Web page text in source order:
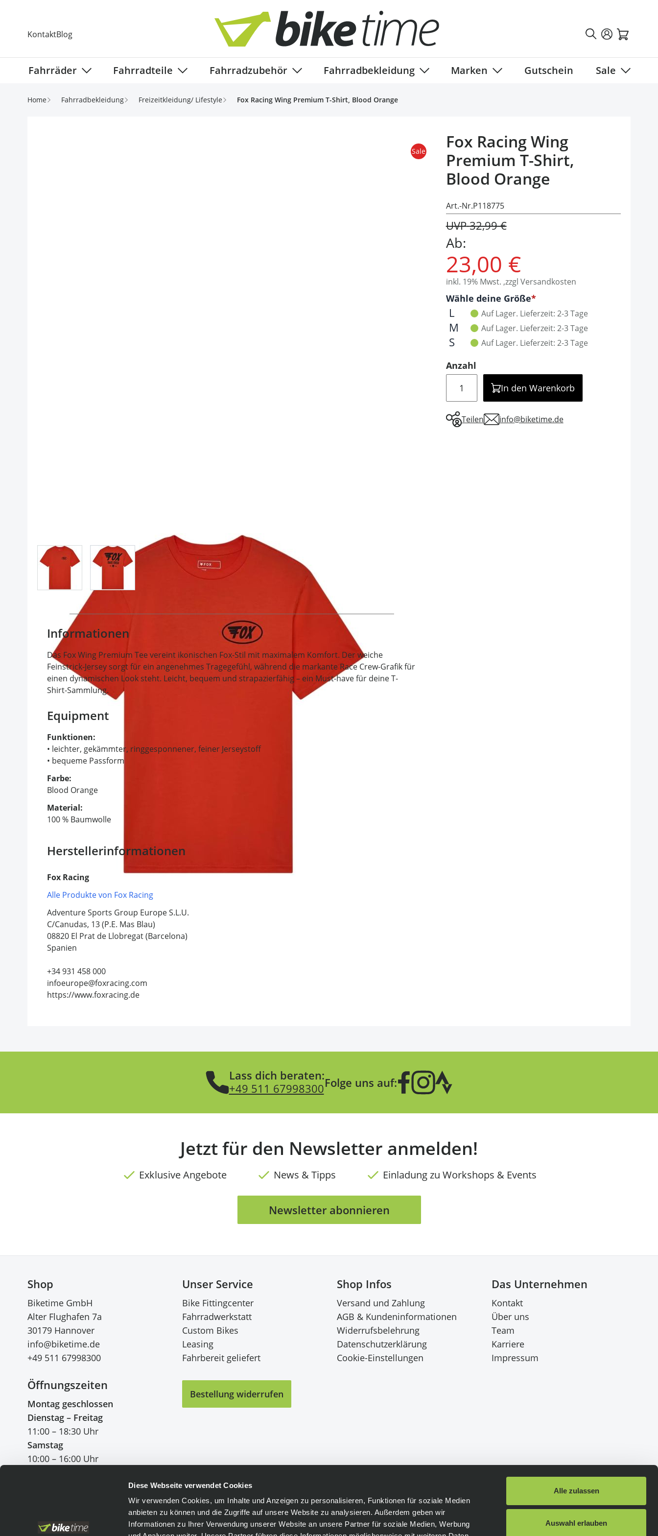
Diese Webseite verwendet Cookies
Wir verwenden Cookies, um Inhalte und Anzeigen zu personalisieren, Funktionen für soziale Medien
anbieten zu können und die Zugriffe auf unsere Website zu analysieren. Außerdem geben wir
Informationen zu Ihrer Verwendung unserer Website an unsere Partner für soziale Medien, Werbung
Alle zulassen
Auswahl erlauben
KontaktBlog
Fahrräder Fahrradteile Fahrradzubehör
Show submenu for Fahrradzubehör category
Fahrradbekleidung Marken Gutschein Sale
Home Fahrradbekleidung Freizeitkleidung/ Lifestyle Fox Racing Wing Premium T-Shirt, Blood Orange
Fox Racing Wing
Premium T-Shirt,
Blood Orange
Art.-Nr.P118775
UVP 32,99 €
Ab:
23,00 €
inkl. 19% Mwst. ,zzgl Versandkosten
Optionen
Wähle deine Größe
It is required to select one of the available
L Auf Lager. Lieferzeit: 2-3 Tage
M Auf Lager. Lieferzeit: 2-3 Tage
S Auf Lager. Lieferzeit: 2-3 Tage
Anzahl
In den Warenkorb
Teilen info@biketime.de
Sale
View larger imageView larger image
Informationen
Das Fox Wing Premium Tee vereint ikonischen Fox-Stil mit maximalem Komfort. Der weiche
Feinstrick-Jersey sorgt für ein angenehmes Tragegefühl, während die markante Race Crew-Grafik für
einen dynamischen Look steht. Leicht, bequem und strapazierfähig – ein Must-have für deine T-
Shirt-Sammlung.
Equipment
Funktionen:
• leichter, gekämmter, ringgesponnener, feiner Jerseystoff
• bequeme Passform
Farbe:
Blood Orange
Material:
100 % Baumwolle
Herstellerinformationen
Fox Racing
Alle Produkte von Fox Racing
Adventure Sports Group Europe S.L.U.
C/Canudas, 13 (P.E. Mas Blau)
08820 El Prat de Llobregat (Barcelona)
Spanien
+34 931 458 000
infoeurope@foxracing.com
https://www.foxracing.de
Lass dich beraten:
+49 511 67998300Folge uns auf:
Jetzt für den Newsletter anmelden!
Exklusive Angebote News & Tipps Einladung zu Workshops & Events
Newsletter abonnieren
Shop
Biketime GmbH
Alter Flughafen 7a
30179 Hannover
info@biketime.de
+49 511 67998300
Öffnungszeiten
Montag geschlossen
Dienstag – Freitag
11:00 – 18:30 Uhr
Samstag
10:00 – 16:00 Uhr
Unser Service
Bike Fittingcenter
Fahrradwerkstatt
Custom Bikes
Leasing
Fahrbereit geliefert
Shop Infos
Versand und Zahlung
AGB & Kundeninformationen
Widerrufsbelehrung
Datenschutzerklärung
Cookie-Einstellungen
Das Unternehmen
Kontakt
Über uns
Team
Karriere
Impressum
Bestellung widerrufen
Schneller Versand: